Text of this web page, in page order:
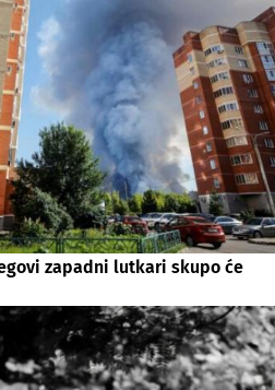
zapadni lutkari skupo će